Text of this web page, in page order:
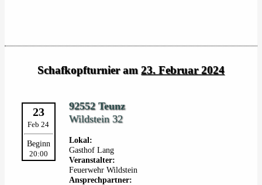
Schafkopfturnier am 23. Februar 2024
23
Feb 24
Beginn
20:00
92552 Teunz
Wildstein 32
Lokal:
Gasthof Lang
Veranstalter:
Feuerwehr Wildstein
Ansprechpartner: